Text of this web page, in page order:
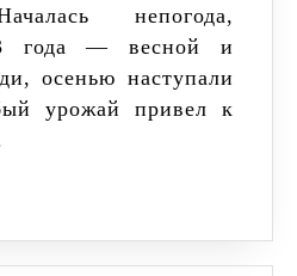
3 года — весной и
осенью наступали
урожай привел к